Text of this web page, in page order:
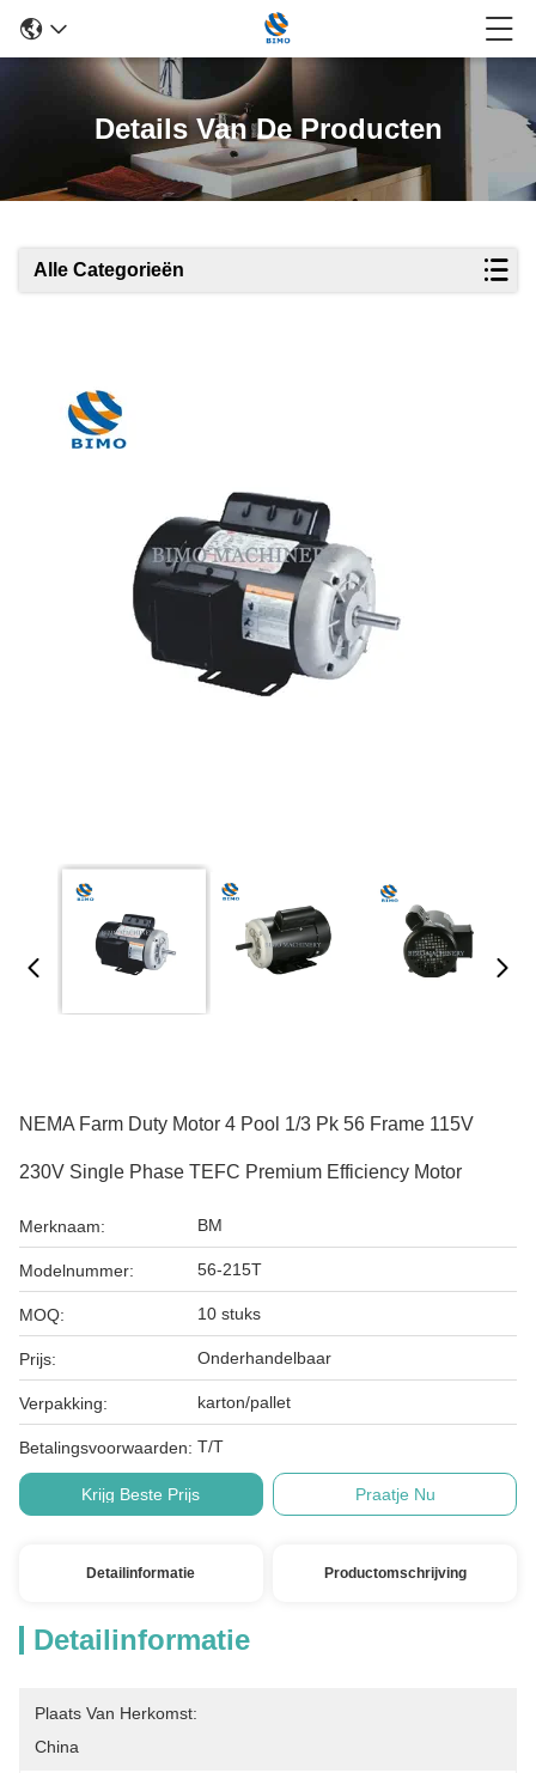
Details Van De Producten
Alle Categorieën
NEMA Farm Duty Motor 4 Pool 1/3 Pk 56 Frame 115V
230V Single Phase TEFC Premium Efficiency Motor
Merknaam: BM
Modelnummer: 56-215T
MOQ: 10 stuks
Prijs: Onderhandelbaar
Verpakking: karton/pallet
Betalingsvoorwaarden: T/T
Krijg Beste Prijs Praatje Nu
Detailinformatie Productomschrijving
Detailinformatie
Plaats Van Herkomst:
China